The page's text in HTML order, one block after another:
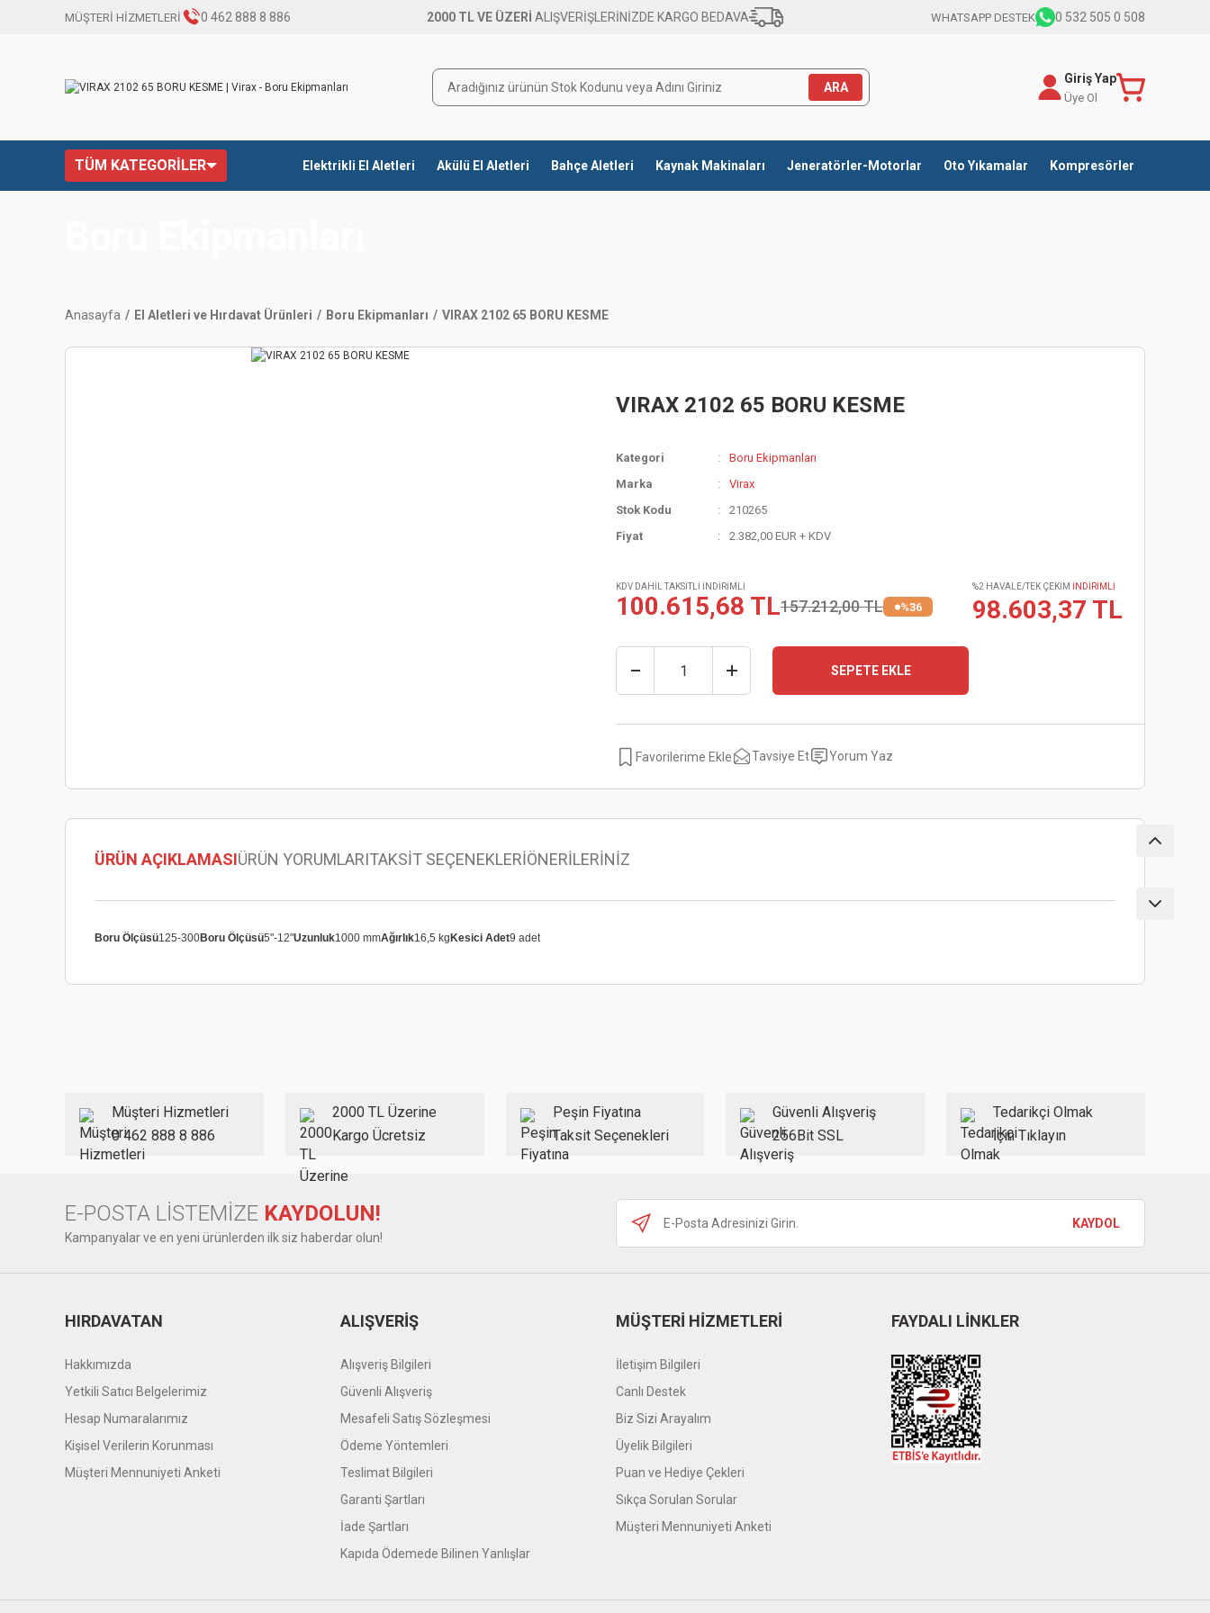
MÜŞTERİ HİZMETLERİ 0 462 888 8 886 2000 TL VE ÜZERİ ALIŞVERİŞLERİNİZDE KARGO BEDAVA WHATSAPP DESTEK 0 532 505 0 508
ARA
Giriş Yap
Üye Ol
TÜM KATEGORİLER Elektrikli El Aletleri Akülü El Aletleri Bahçe Aletleri Kaynak Makinaları Jeneratörler-Motorlar Oto Yıkamalar Kompresörler
Anasayfa El Aletleri ve Hırdavat Ürünleri Boru Ekipmanları VIRAX 2102 65 BORU KESME
VIRAX 2102 65 BORU KESME
Kategori
Boru Ekipmanları
Marka
Virax
Stok Kodu
210265
Fiyat
2.382,00 EUR + KDV
KDV DAHİL TAKSİTLİ İNDİRİMLİ
100.615,68 TL157.212,00 TL %36
%2 HAVALE/TEK ÇEKİM İNDİRİMLİ
98.603,37 TL
SEPETE EKLE
Tavsiye Et Yorum Yaz
ÜRÜN AÇIKLAMASIÜRÜN YORUMLARITAKSİT SEÇENEKLERİÖNERİLERİNİZ
Boru Ölçüsü125-300Boru Ölçüsü5"-12"Uzunluk1000 mmAğırlık16,5 kg Kesici Adet9 adet
Ürün bilgilerinde hatalar bulunuyor.
Ürün fiyatı diğer sitelerden daha pahalı.
Bu ürüne benzer farklı alternatifler olmalı.
Gönder
Müşteri Hizmetleri
0 462 888 8 886
2000 TL Üzerine
Kargo Ücretsiz
Peşin Fiyatına
Taksit Seçenekleri
Güvenli Alışveriş
256Bit SSL
Tedarikçi Olmak
İçin Tıklayın
E-POSTA LİSTEMİZE KAYDOLUN!
Kampanyalar ve en yeni ürünlerden ilk siz haberdar olun!
KAYDOL
HIRDAVATAN
Hakkımızda
Yetkili Satıcı Belgelerimiz
Hesap Numaralarımız
Kişisel Verilerin Korunması
Müşteri Mennuniyeti Anketi
ALIŞVERİŞ
Alışveriş Bilgileri
Güvenli Alışveriş
Mesafeli Satış Sözleşmesi
Ödeme Yöntemleri
Teslimat Bilgileri
Garanti Şartları
İade Şartları
Kapıda Ödemede Bilinen Yanlışlar
MÜŞTERİ HİZMETLERİ
İletişim Bilgileri
Canlı Destek
Biz Sizi Arayalım
Üyelik Bilgileri
Puan ve Hediye Çekleri
Sıkça Sorulan Sorular
Müşteri Mennuniyeti Anketi
FAYDALI LİNKLER